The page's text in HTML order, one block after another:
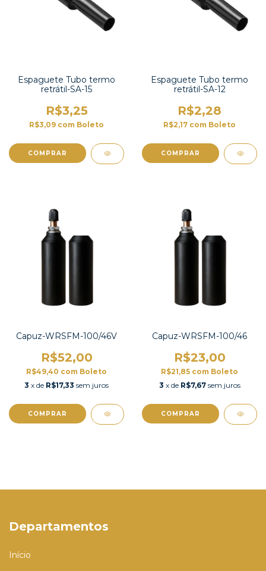
Espaguete Tubo termo
retrátil-SA-15
R$3,25
R$3,09 com Boleto
COMPRAR
Espaguete Tubo termo
retrátil-SA-12
R$2,28
R$2,17 com Boleto
COMPRAR
Capuz-WRSFM-100/46V
R$52,00
R$49,40 com Boleto
3 x de R$17,33 sem juros
COMPRAR
Capuz-WRSFM-100/46
R$23,00
R$21,85 com Boleto
3 x de R$7,67 sem juros
COMPRAR
Departamentos
Início